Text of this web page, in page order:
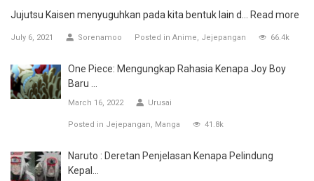
Jujutsu Kaisen menyuguhkan pada kita bentuk lain d... Read more
July 6, 2021 Sorenamoo Posted in Anime Jejepangan 66.4k
One Piece: Mengungkap Rahasia Kenapa Joy Boy
Baru ...
March 16, 2022 Urusai
Posted in Jejepangan Manga 41.8k
Naruto : Deretan Penjelasan Kenapa Pelindung
Kepal...